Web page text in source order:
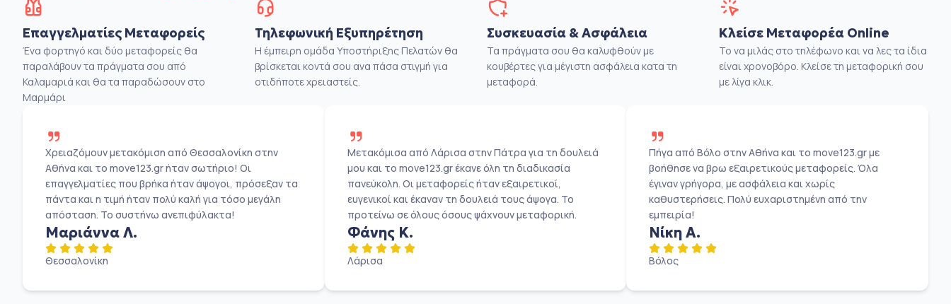
Επαγγελματίες Μεταφορείς
Ένα φορτηγό και δύο μεταφορείς θα
παραλάβουν τα πράγματα σου από
Καλαμαριά και θα τα παραδώσουν στο
Μαρμάρι
Τηλεφωνική Εξυπηρέτηση
Η έμπειρη ομάδα Υποστήριξης Πελατών θα
βρίσκεται κοντά σου ανα πάσα στιγμή για
οτιδήποτε χρειαστείς.
Συσκευασία & Ασφάλεια
Τα πράγματα σου θα καλυφθούν με
κουβέρτες για μέγιστη ασφάλεια κατα τη
μεταφορά.
Κλείσε Μεταφορέα Online
Το να μιλάς στο τηλέφωνο και να λες τα ίδια
είναι χρονοβόρο. Κλείσε τη μεταφορική σου
με λίγα κλικ.
Χρειαζόμουν μετακόμιση από Θεσσαλονίκη στην
Αθήνα και το move123.gr ήταν σωτήριο! Οι
επαγγελματίες που βρήκα ήταν άψογοι, πρόσεξαν τα
πάντα και η τιμή ήταν πολύ καλή για τόσο μεγάλη
απόσταση. Το συστήνω ανεπιφύλακτα!
Μαριάννα Λ.
Θεσσαλονίκη
Μετακόμισα από Λάρισα στην Πάτρα για τη δουλειά
μου και το move123.gr έκανε όλη τη διαδικασία
πανεύκολη. Οι μεταφορείς ήταν εξαιρετικοί,
ευγενικοί και έκαναν τη δουλειά τους άψογα. Το
προτείνω σε όλους όσους ψάχνουν μεταφορική.
Φάνης Κ.
Λάρισα
Πήγα από Βόλο στην Αθήνα και το move123.gr με
βοήθησε να βρω εξαιρετικούς μεταφορείς. Όλα
έγιναν γρήγορα, με ασφάλεια και χωρίς
καθυστερήσεις. Πολύ ευχαριστημένη από την
εμπειρία!
Νίκη Α.
Βόλος